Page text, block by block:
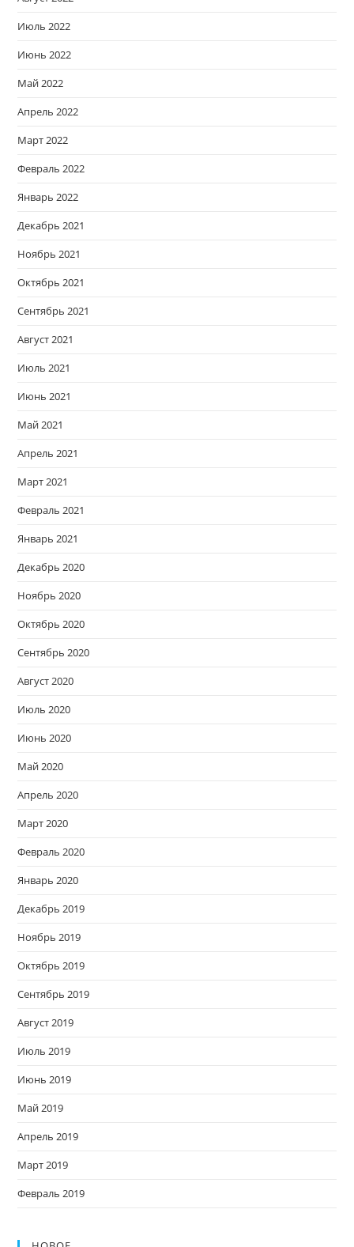
Июль 2022
Июнь 2022
Май 2022
Апрель 2022
Март 2022
Февраль 2022
Январь 2022
Декабрь 2021
Ноябрь 2021
Октябрь 2021
Сентябрь 2021
Август 2021
Июль 2021
Июнь 2021
Май 2021
Апрель 2021
Март 2021
Февраль 2021
Январь 2021
Декабрь 2020
Ноябрь 2020
Октябрь 2020
Сентябрь 2020
Август 2020
Июль 2020
Июнь 2020
Май 2020
Апрель 2020
Март 2020
Февраль 2020
Январь 2020
Декабрь 2019
Ноябрь 2019
Октябрь 2019
Сентябрь 2019
Август 2019
Июль 2019
Июнь 2019
Май 2019
Апрель 2019
Март 2019
Февраль 2019